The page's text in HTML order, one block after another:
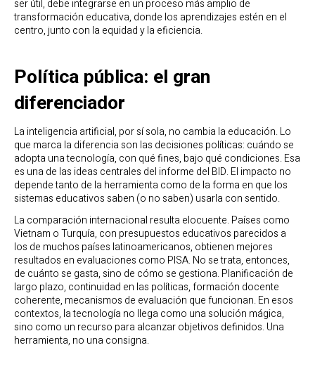
ser útil, debe integrarse en un proceso más amplio de
transformación educativa, donde los aprendizajes estén en el
centro, junto con la equidad y la eficiencia.
Política pública: el gran
diferenciador
La inteligencia artificial, por sí sola, no cambia la educación. Lo
que marca la diferencia son las decisiones políticas: cuándo se
adopta una tecnología, con qué fines, bajo qué condiciones. Esa
es una de las ideas centrales del informe del BID. El impacto no
depende tanto de la herramienta como de la forma en que los
sistemas educativos saben (o no saben) usarla con sentido.
La comparación internacional resulta elocuente. Países como
Vietnam o Turquía, con presupuestos educativos parecidos a
los de muchos países latinoamericanos, obtienen mejores
resultados en evaluaciones como PISA. No se trata, entonces,
de cuánto se gasta, sino de cómo se gestiona. Planificación de
largo plazo, continuidad en las políticas, formación docente
coherente, mecanismos de evaluación que funcionan. En esos
contextos, la tecnología no llega como una solución mágica,
sino como un recurso para alcanzar objetivos definidos. Una
herramienta, no una consigna.